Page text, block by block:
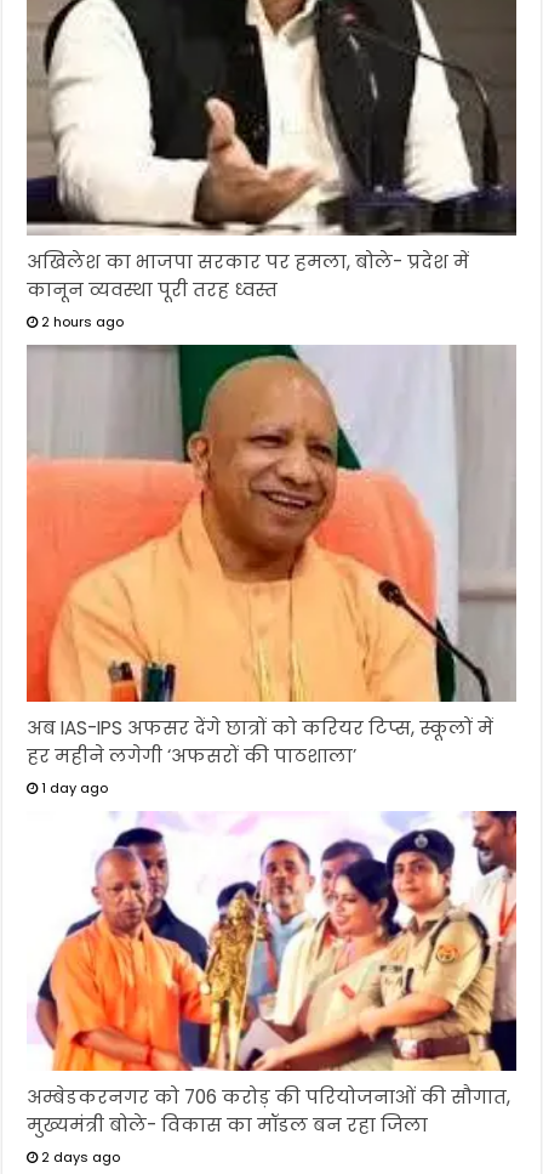
अखिलेश का भाजपा सरकार पर हमला, बोले- प्रदेश में
कानून व्यवस्था पूरी तरह ध्वस्त
2 hours ago
अब IAS-IPS अफसर देंगे छात्रों को करियर टिप्स, स्कूलों में
हर महीने लगेगी ‘अफसरों की पाठशाला’
1 day ago
अम्बेडकरनगर को 706 करोड़ की परियोजनाओं की सौगात,
मुख्यमंत्री बोले- विकास का मॉडल बन रहा जिला
2 days ago